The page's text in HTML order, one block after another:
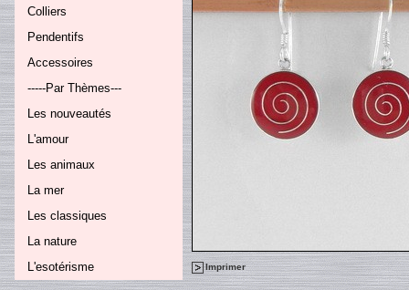
Colliers
Pendentifs
Accessoires
-----Par Thèmes---
Les nouveautés
L'amour
Les animaux
La mer
Les classiques
La nature
L'esotérisme
Imprimer